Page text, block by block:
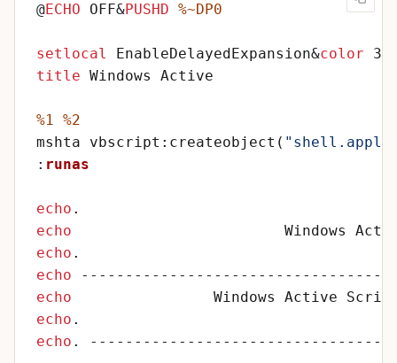
@ECHO OFF&PUSHD %~DP0
setlocal EnableDelayedExpansion&color
title
%1 %2
mshta vbscript:createobject( "
: runas
echo
echo
echo
echo
echo
echo
echo